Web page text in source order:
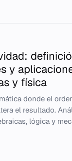
y
y física
donde el
el resultado.
lógica y